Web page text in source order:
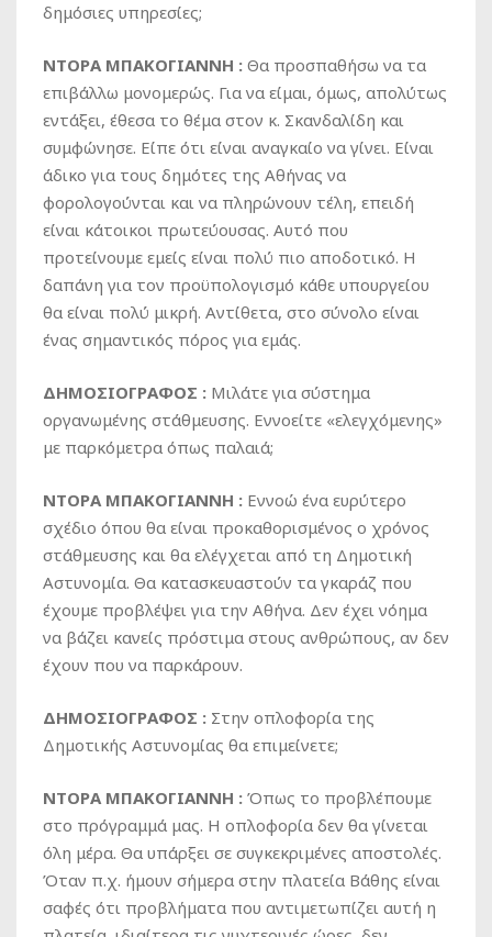
δημόσιες υπηρεσίες;
ΝΤΟΡΑ ΜΠΑΚΟΓΙΑΝΝΗ : Θα προσπαθήσω να τα
επιβάλλω μονομερώς. Για να είμαι, όμως, απολύτως
εντάξει, έθεσα το θέμα στον κ. Σκανδαλίδη και
συμφώνησε. Είπε ότι είναι αναγκαίο να γίνει. Είναι
άδικο για τους δημότες της Αθήνας να
φορολογούνται και να πληρώνουν τέλη, επειδή
είναι κάτοικοι πρωτεύουσας. Αυτό που
προτείνουμε εμείς είναι πολύ πιο αποδοτικό. Η
δαπάνη για τον προϋπολογισμό κάθε υπουργείου
θα είναι πολύ μικρή. Αντίθετα, στο σύνολο είναι
ένας σημαντικός πόρος για εμάς.
ΔΗΜΟΣΙΟΓΡΑΦΟΣ : Μιλάτε για σύστημα
οργανωμένης στάθμευσης. Εννοείτε «ελεγχόμενης»
με παρκόμετρα όπως παλαιά;
ΝΤΟΡΑ ΜΠΑΚΟΓΙΑΝΝΗ : Εννοώ ένα ευρύτερο
σχέδιο όπου θα είναι προκαθορισμένος ο χρόνος
στάθμευσης και θα ελέγχεται από τη Δημοτική
Αστυνομία. Θα κατασκευαστούν τα γκαράζ που
έχουμε προβλέψει για την Αθήνα. Δεν έχει νόημα
να βάζει κανείς πρόστιμα στους ανθρώπους, αν δεν
έχουν που να παρκάρουν.
ΔΗΜΟΣΙΟΓΡΑΦΟΣ : Στην οπλοφορία της
Δημοτικής Αστυνομίας θα επιμείνετε;
ΝΤΟΡΑ ΜΠΑΚΟΓΙΑΝΝΗ : Όπως το προβλέπουμε
στο πρόγραμμά μας. Η οπλοφορία δεν θα γίνεται
όλη μέρα. Θα υπάρξει σε συγκεκριμένες αποστολές.
Όταν π.χ. ήμουν σήμερα στην πλατεία Βάθης είναι
σαφές ότι προβλήματα που αντιμετωπίζει αυτή η